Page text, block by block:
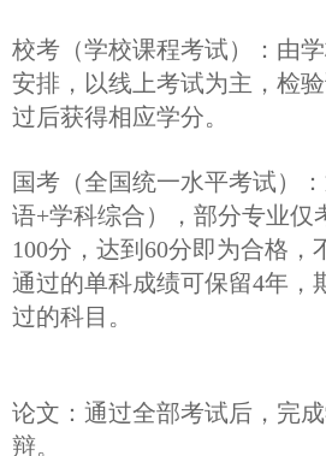
校考（学校课程考试）：由
安排，以线上考试为主，检
过后获得相应学分。
国考（全国统一水平考试）
语+学科综合），部分专业仅
100分，达到60分即为合格，
通过的单科成绩可保留4年，
过的科目。
论文：通过全部考试后，完
辩。